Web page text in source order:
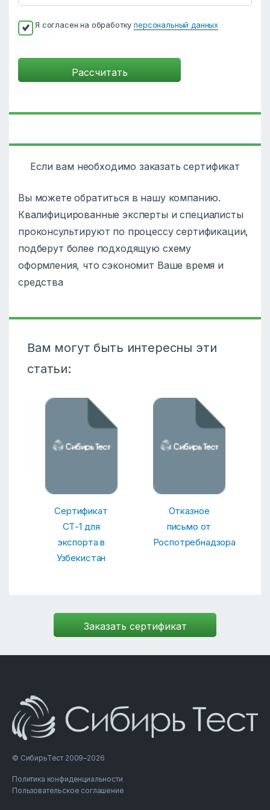
Я согласен на обработкуперсональный данных
Если вам необходимо заказать сертификат
Вы можете обратиться в нашу компанию.
Квалифицированные эксперты и специалисты
проконсультируют по процессу сертификации,
подберут более подходящую схему
оформления, что сэкономит Ваше время и
средства
Вам могут быть интересны эти
статьи:
Сертификат
СТ-1 для
экспорта в
Узбекистан
Отказное
письмо от
Роспотребнадзора
© СибирьТест 2009–2026
Политика конфиденциальности
Пользовательское соглашение